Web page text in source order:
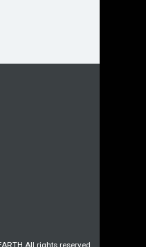
All rights reserved.